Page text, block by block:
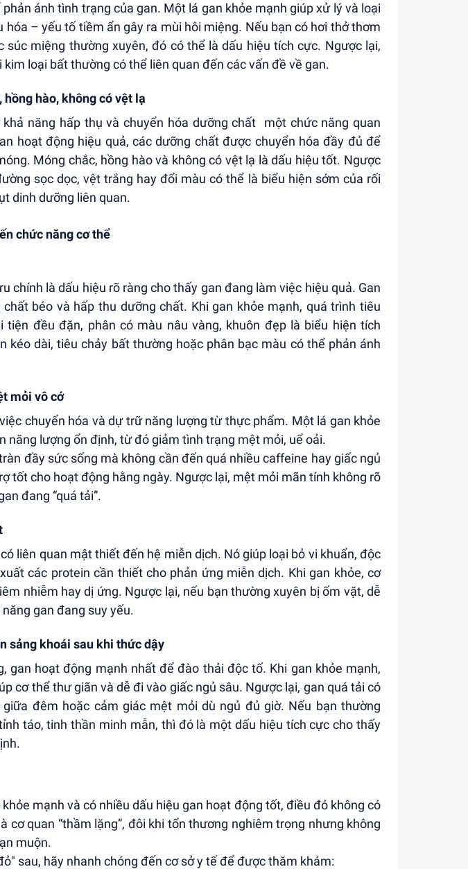
ánh tình trạng của gan. Một lá gan khỏe mạnh giúp xử lý và loại
hóa – yếu tố tiềm ẩn gây ra mùi hôi miệng. Nếu bạn có hơi thở thơm
súc miệng thường xuyên, đó có thể là dấu hiệu tích cực. Ngược lại,
loại bất thường có thể liên quan đến các vấn đề về gan.
hào, không có vệt lạ
năng hấp thụ và chuyển hóa dưỡng chất một chức năng quan
hoạt động hiệu quả, các dưỡng chất được chuyển hóa đầy đủ để
Móng chắc, hồng hào và không có vệt lạ là dấu hiệu tốt. Ngược
sọc dọc, vệt trắng hay đổi màu có thể là biểu hiện sớm của rối
dinh dưỡng liên quan.
chức năng cơ thể
chính là dấu hiệu rõ ràng cho thấy gan đang làm việc hiệu quả. Gan
béo và hấp thu dưỡng chất. Khi gan khỏe mạnh, quá trình tiêu
tiện đều đặn, phân có màu nâu vàng, khuôn đẹp là biểu hiện tích
kéo dài, tiêu chảy bất thường hoặc phân bạc màu có thể phản ánh
mỏi vô cớ
chuyển hóa và dự trữ năng lượng từ thực phẩm. Một lá gan khỏe
năng lượng ổn định, từ đó giảm tình trạng mệt mỏi, uể oải.
đầy sức sống mà không cần đến quá nhiều caffeine hay giấc ngủ
tốt cho hoạt động hằng ngày. Ngược lại, mệt mỏi mãn tính không rõ
đang “quá tải”.
liên quan mật thiết đến hệ miễn dịch. Nó giúp loại bỏ vi khuẩn, độc
các protein cần thiết cho phản ứng miễn dịch. Khi gan khỏe, cơ
nhiễm hay dị ứng. Ngược lại, nếu bạn thường xuyên bị ốm vặt, dễ
gan đang suy yếu.
sảng khoái sau khi thức dậy
gan hoạt động mạnh nhất để đào thải độc tố. Khi gan khỏe mạnh,
cơ thể thư giãn và dễ đi vào giấc ngủ sâu. Ngược lại, gan quá tải có
đêm hoặc cảm giác mệt mỏi dù ngủ đủ giờ. Nếu bạn thường
táo, tinh thần minh mẫn, thì đó là một dấu hiệu tích cực cho thấy
mạnh và có nhiều dấu hiệu gan hoạt động tốt, điều đó không có
cơ quan “thầm lặng”, đôi khi tổn thương nghiêm trọng nhưng không
muộn.
sau, hãy nhanh chóng đến cơ sở y tế để được thăm khám: